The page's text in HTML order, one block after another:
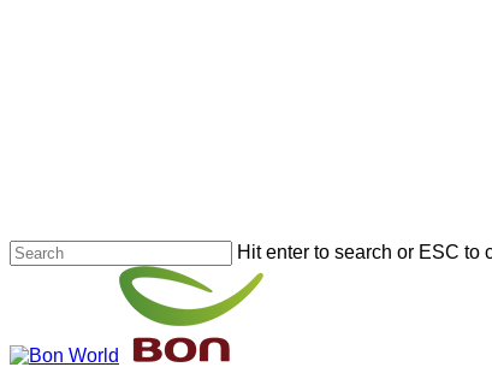
Hit enter to search or ESC to